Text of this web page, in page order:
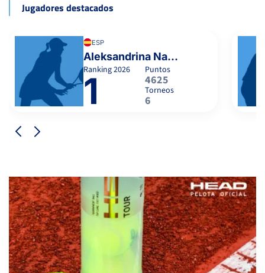
Jugadores destacados
ESP
Aleksandrina Naydenova
Ranking2026
1 Puntos
4625
Torneos
6